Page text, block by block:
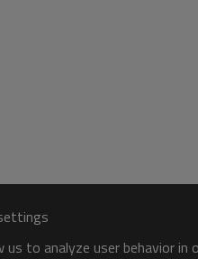
to analyze user behavior